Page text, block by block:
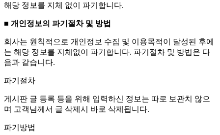
해당 정보를 지체 없이 파기합니다.
■ 개인정보의 파기절차 및 방법
회사는 원칙적으로 개인정보 수집 및 이용목적이 달성된 후에
는 해당 정보를 지체없이 파기합니다. 파기절차 및 방법은 다
음과 같습니다.
파기절차
게시판 글 등록 등을 위해 입력하신 정보는 따로 보관치 않으
며 고객님께서 글 삭제시 바로 삭제됩니다.
파기방법